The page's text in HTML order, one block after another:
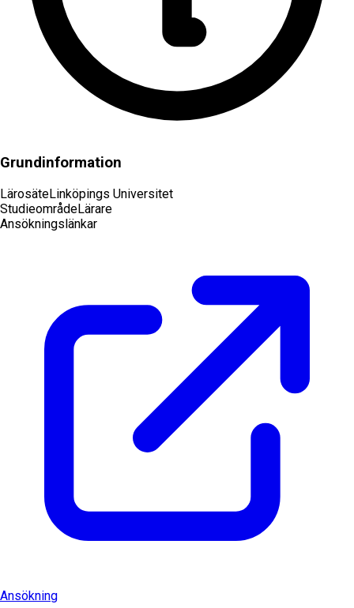
Grundinformation
LärosäteLinköpings Universitet
StudieområdeLärare
Ansökningslänkar
Ansökning